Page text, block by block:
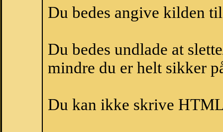
Du bedes angive kilden
Du bedes undlade at
mindre du er helt sikker
Du kan ikke skrive